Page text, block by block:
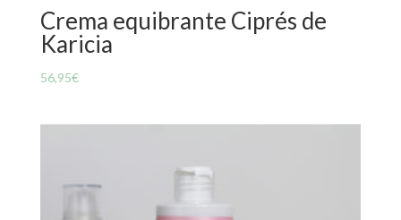
Crema equibrante Ciprés de
Karicia
56,95€